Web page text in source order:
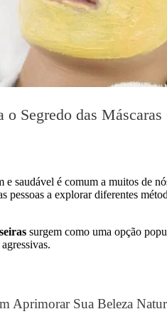
Segredo das
saudável é comum a muitos de
pessoas a explorar diferentes
surgem como uma opção
Aprimorar Sua Beleza